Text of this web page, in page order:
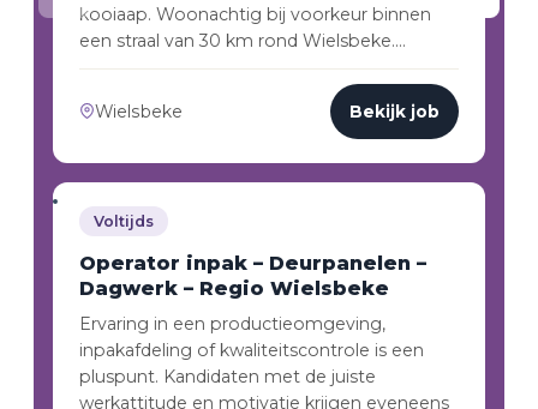
kooiaap. Woonachtig bij voorkeur binnen
een straal van 30 km rond Wielsbeke.…
Wielsbeke Bekijk job
Voltijds
Operator inpak – Deurpanelen –
Dagwerk – Regio Wielsbeke
Ervaring in een productieomgeving,
inpakafdeling of kwaliteitscontrole is een
pluspunt. Kandidaten met de juiste
werkattitude en motivatie krijgen eveneens